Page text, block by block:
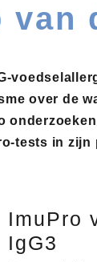
van
over de
tests in zijn
ImuPro
IgG3